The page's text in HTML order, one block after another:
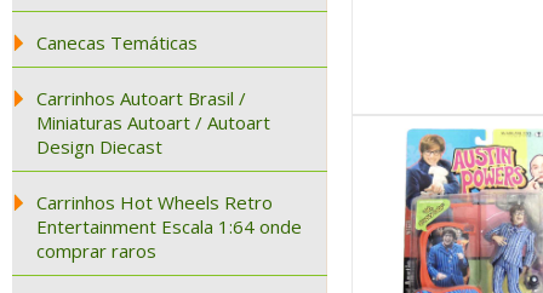
Canecas Temáticas
Carrinhos Autoart Brasil /
Miniaturas Autoart / Autoart
Design Diecast
Carrinhos Hot Wheels Retro
Entertainment Escala 1:64 onde
comprar raros